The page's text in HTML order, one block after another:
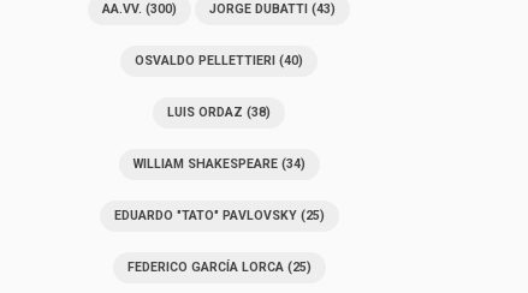
AA.VV. (300) JORGE DUBATTI (43)
OSVALDO PELLETTIERI (40)
LUIS ORDAZ (38)
WILLIAM SHAKESPEARE(34)
EDUARDO "TATO" PAVLOVSKY(25)
FEDERICO GARCÍA LORCA(25)